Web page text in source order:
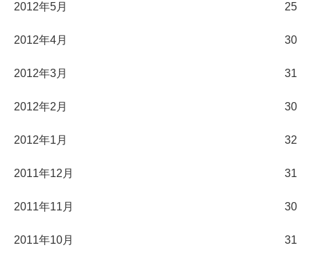
2012年5月 25
2012年4月 30
2012年3月 31
2012年2月 30
2012年1月 32
2011年12月 31
2011年11月 30
2011年10月 31